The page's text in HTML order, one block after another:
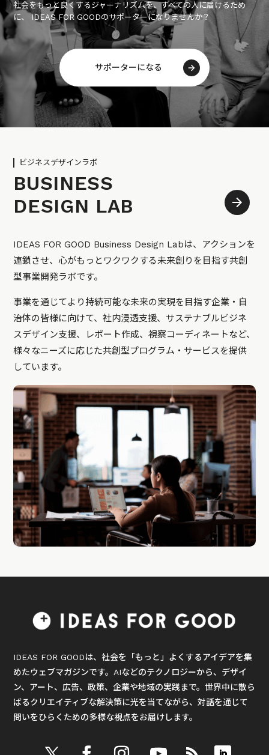
社会をもっと良くするジャーナリズムを、すべての人に届けるため
に、 IDEAS FOR GOODのサポーターになりませんか？
サポーターになる
ビジネスデザインラボ
BUSINESS
DESIGN LAB
IDEAS FOR GOOD Business Design Labは、アクションを
連鎖させ、心がもっとワクワクする未来創りを目指す共創
型事業開発ラボです。
事業を通じてより持続可能な未来の実現を目指す企業・自
治体の皆様に向けて、社内浸透支援、サステナブルビジネ
スデザイン支援、レポート作成、視察コーディネートなど、
様々なニーズに応じた共創型プログラム・サービスを提供
しています。
IDEAS FOR GOODは、社会を「もっと」よくするアイデアを集
めたウェブマガジンです。AIなどのテクノロジーから、デザイ
ン、アート、広告、政策、企業や地域の実践まで。世界中に散ら
ばるクリエイティブな解決策に光を当てながら、対話を通じて
問いをひらくための多様な視点をお届けします。